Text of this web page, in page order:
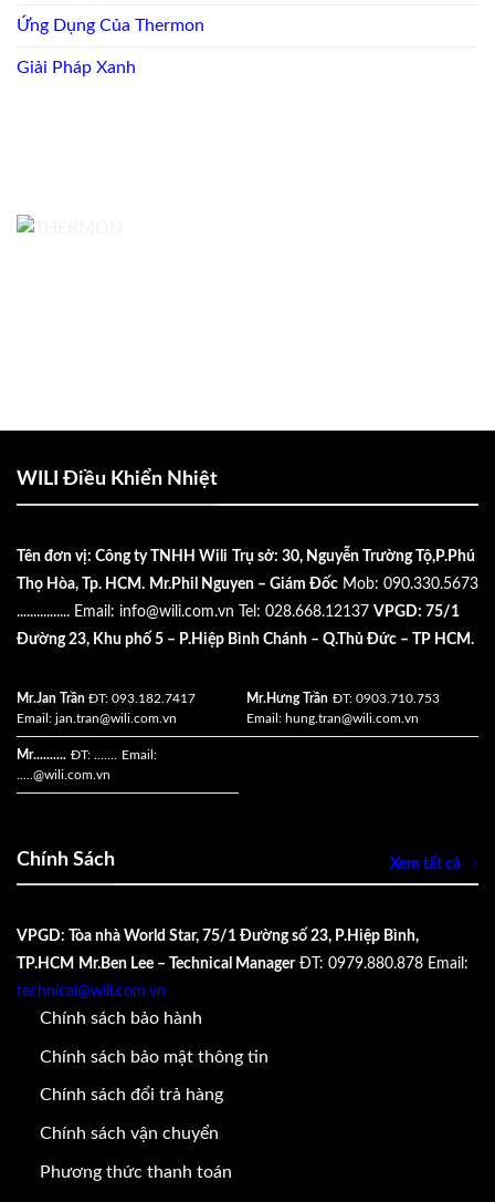
Ứng Dụng Của Thermon
Giải Pháp Xanh
WILI Điều Khiển Nhiệt
Tên đơn vị: Công ty TNHH Wili Trụ sở: 30, Nguyễn Trường Tộ,P.Phú
Thọ Hòa, Tp. HCM. Mr.Phil Nguyen – Giám Đốc Mob: 090.330.5673
................ Email: info@wili.com.vn Tel: 028.668.12137 VPGD: 75/1
Đường 23, Khu phố 5 – P.Hiệp Bình Chánh – Q.Thủ Đức – TP HCM.
Mr.Jan Trần ĐT: 093.182.7417
Email: jan.tran@wili.com.vn
Mr.Hưng Trần ĐT: 0903.710.753
Email: hung.tran@wili.com.vn
Mr.......... ĐT: ....... Email:
.....@wili.com.vn
Chính Sách Xem tất cả
VPGD: Tòa nhà World Star, 75/1 Đường số 23, P.Hiệp Bình,
TP.HCM Mr.Ben Lee – Technical Manager ĐT: 0979.880.878 Email:
technical@wili.com.vn
Chính sách bảo hành
Chính sách bảo mật thông tin
Chính sách đổi trả hàng
Chính sách vận chuyển
Phương thức thanh toán